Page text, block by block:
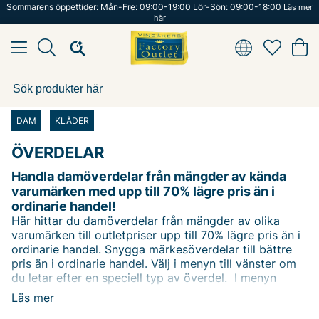
Sommarens öppettider: Mån-Fre: 09:00-19:00 Lör-Sön: 09:00-18:00 Läs mer
här
DAM KLÄDER
ÖVERDELAR
Läs mer
Handla damöverdelar från mängder av kända
varumärken med upp till 70% lägre pris än i
ordinarie handel!
Här hittar du damöverdelar från mängder av olika
varumärken till outletpriser upp till 70% lägre pris än i
ordinarie handel. Snygga märkesöverdelar till bättre
pris än i ordinarie handel. Välj i menyn till vänster om
du letar efter en speciell typ av överdel. I menyn
väljer du enkelt vilken typ av överdel du vill ha, tröjor.
t-shirts eller toppar. Eller använd vårt filter för att